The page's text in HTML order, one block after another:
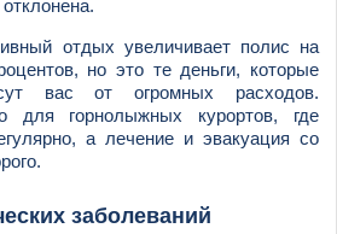
отдых увеличивает полис на
но это те деньги, которые
вас от огромных расходов.
для горнолыжных курортов, где
а лечение и эвакуация со
заболеваний